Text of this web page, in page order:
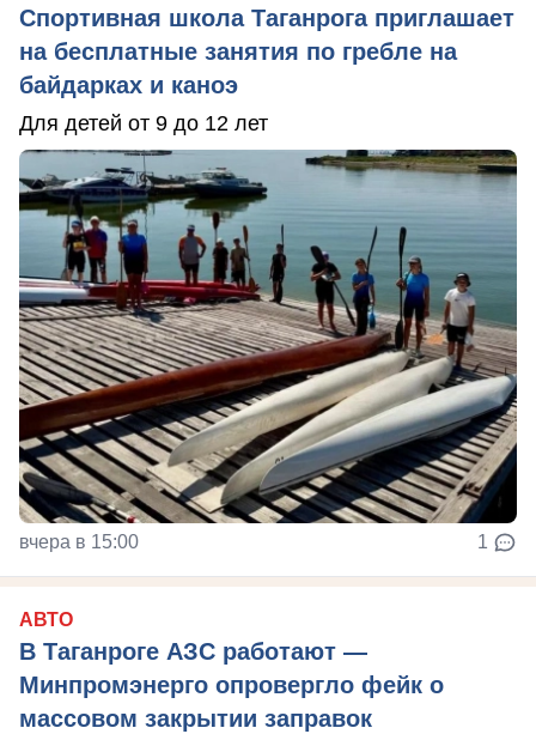
Спортивная школа Таганрога приглашает
на бесплатные занятия по гребле на
байдарках и каноэ
Для детей от 9 до 12 лет
вчера в 15:00 1
АВТО
В Таганроге АЗС работают —
Минпромэнерго опровергло фейк о
массовом закрытии заправок